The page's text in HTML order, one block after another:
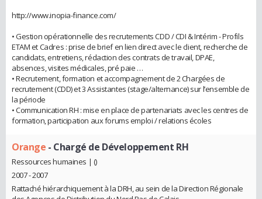
http://www.inopia-finance.com/
• Gestion opérationnelle des recrutements CDD / CDI & Intérim - Profils
ETAM et Cadres : prise de brief en lien direct avec le client, recherche de
candidats, entretiens, rédaction des contrats de travail, DPAE,
absences, visites médicales, pré paie …
• Recrutement, formation et accompagnement de 2 Chargées de
recrutement (CDD) et 3 Assistantes (stage/alternance) sur l’ensemble de
la période
• Communication RH : mise en place de partenariats avec les centres de
formation, participation aux forums emploi / relations écoles
Orange - Chargé de Développement RH
Ressources humaines | ()
2007 - 2007
Rattaché hiérarchiquement à la DRH, au sein de la Direction Régionale